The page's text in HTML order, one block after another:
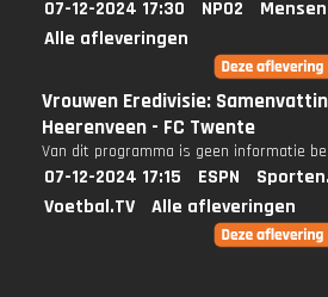
07-12-2024 17:30 NPO2
Alle afleveringen
Vrouwen Eredivisie:
Heerenveen - FC Twente
Van dit programma is geen informatie
07-12-2024 17:15 ESPN
Voetbal.TV
Alle afleveringen